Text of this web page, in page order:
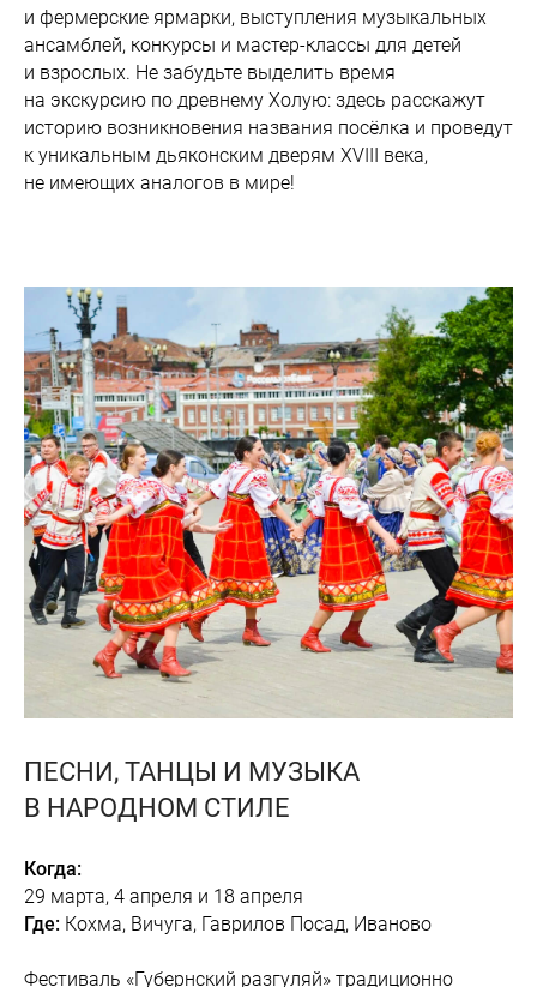
и фермерские ярмарки, выступления музыкальных
ансамблей, конкурсы и мастер-классы для детей
и взрослых. Не забудьте выделить время
на экскурсию по древнему Холую: здесь расскажут
историю возникновения названия посёлка и проведут
к уникальным дьяконским дверям XVIII века,
не имеющих аналогов в мире!
ПЕСНИ, ТАНЦЫ И МУЗЫКА
В НАРОДНОМ СТИЛЕ
Когда:
29 марта, 4 апреля и 18 апреля
Где: Кохма, Вичуга, Гаврилов Посад, Иваново
Фестиваль «Губернский разгуляй» традиционно